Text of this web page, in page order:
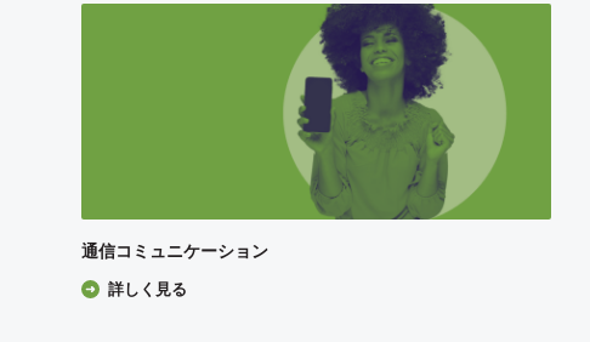
通信コミュニケーション
詳しく見る